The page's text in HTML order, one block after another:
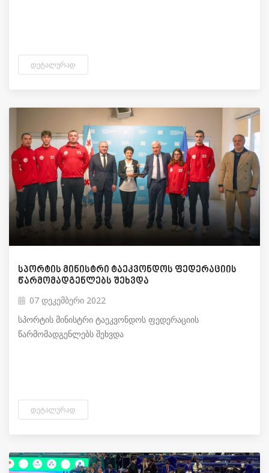
ᲓᲔᲢᲐᲚᲣᲠᲐᲓ
სპორტის მინისტრი ტაეკვონდოს ფედერაციის
წარმომადგენლებს შეხვდა
07 დეკემბერი 2022
სპორტის მინისტრი ტაეკვონდოს ფედერაციის
წარმომადგენლებს შეხვდა
ᲓᲔᲢᲐᲚᲣᲠᲐᲓ